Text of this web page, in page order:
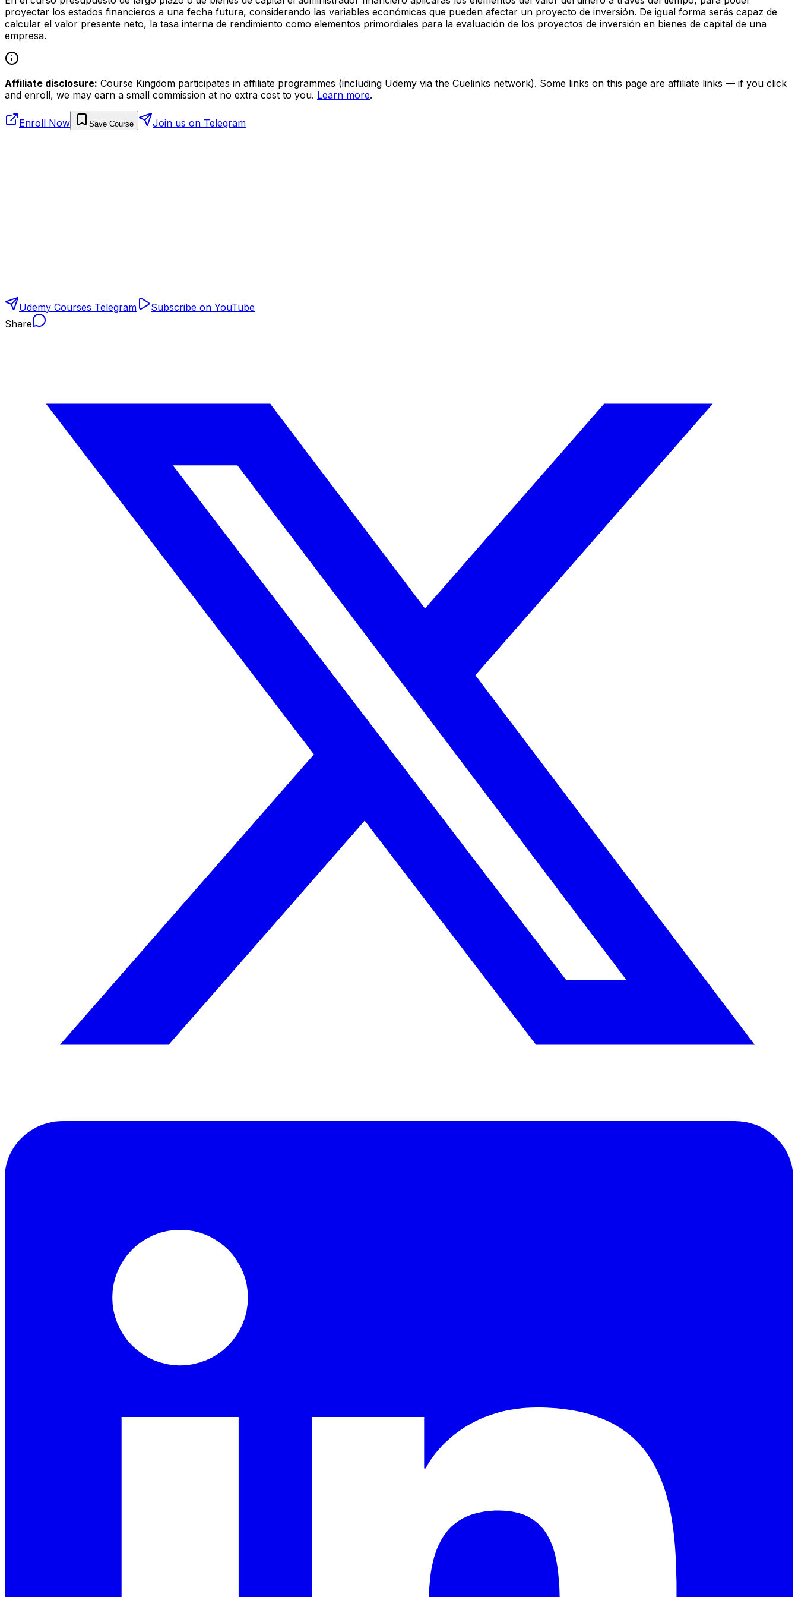
proyectar los estados financieros a una fecha futura, considerando las variables económicas que pueden afectar un proyecto de inversión. De igual forma serás capaz de
calcular el valor presente neto, la tasa interna de rendimiento como elementos primordiales para la evaluación de los proyectos de inversión en bienes de capital de una
empresa.
Affiliate disclosure: Course Kingdom participates in affiliate programmes (including Udemy via the Cuelinks network). Some links on this page are affiliate links — if you click
and enroll, we may earn a small commission at no extra cost to you. Learn more.
Enroll Now Save Course Join us on Telegram
Udemy Courses Telegram
Subscribe on YouTube
Share